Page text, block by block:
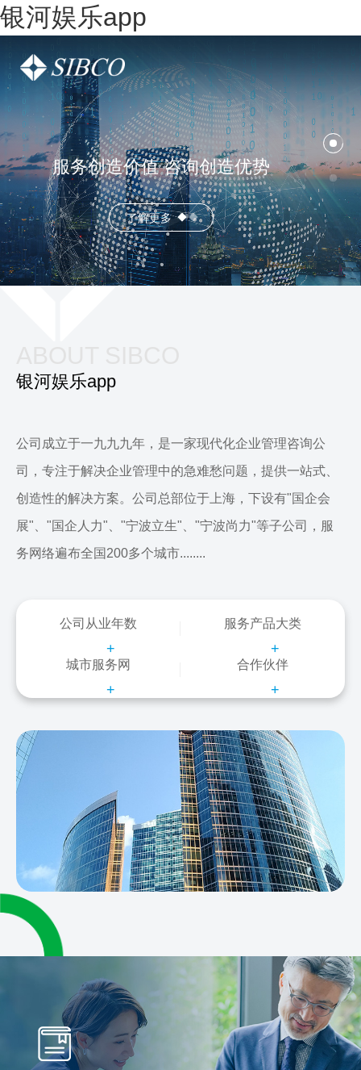
银河娱乐app
服务创造价值 咨询创造优势
了解更多
银河娱乐app
公司成立于一九九九年，是一家现代化企业管理咨询公
司，专注于解决企业管理中的急难愁问题，提供一站式、
创造性的解决方案。公司总部位于上海，下设有"国企会
展"、"国企人力"、"宁波立生"、"宁波尚力"等子公司，服
务网络遍布全国200多个城市........
公司从业年数
+
服务产品大类
+
城市服务网
+
合作伙伴
+